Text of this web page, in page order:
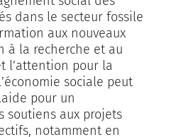
dans le secteur fossile
aux nouveaux
à la recherche et au
l’attention pour la
sociale peut
pour un
soutiens aux projets
notamment en